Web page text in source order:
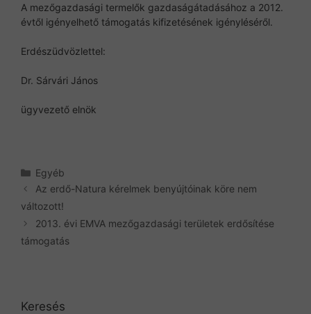
A mezőgazdasági termelők gazdaságátadásához a 2012.
évtől igényelhető támogatás kifizetésének igényléséről.
Erdészüdvözlettel:
Dr. Sárvári János
ügyvezető elnök
Kategória
Egyéb
Az erdő-Natura kérelmek benyújtóinak köre nem
változott!
2013. évi EMVA mezőgazdasági területek erdősítése
támogatás
Keresés